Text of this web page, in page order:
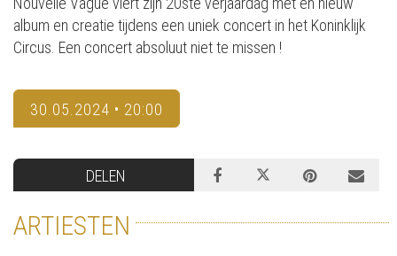
album en creatie tijdens een uniek concert in het Koninklijk
Circus. Een concert absoluut niet te missen !
30.05.2024 • 20:00
DELEN
ARTIESTEN